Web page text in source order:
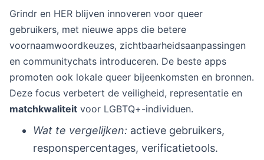
Grindr en HER blijven innoveren voor queer
gebruikers, met nieuwe apps die betere
voornaamwoordkeuzes, zichtbaarheidsaanpassingen
en communitychats introduceren. De beste apps
promoten ook lokale queer bijeenkomsten en bronnen.
Deze focus verbetert de veiligheid, representatie en
matchkwaliteit voor LGBTQ+-individuen.
Wat te vergelijken: actieve gebruikers,
responspercentages, verificatietools.